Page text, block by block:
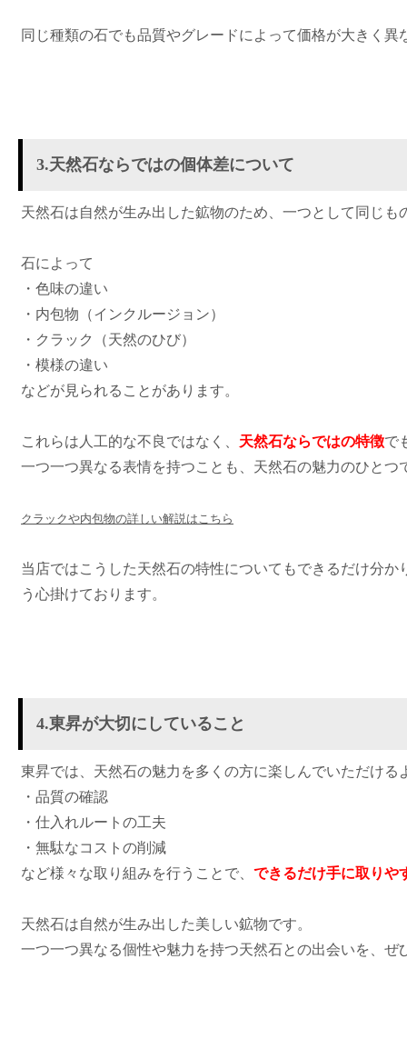
同じ種類の石でも品質やグレードによって価格が大きく
3.天然石ならではの個体差について
天然石は自然が生み出した鉱物のため、一つとして同じも
石によって
・色味の違い
・内包物（インクルージョン）
・クラック（天然のひび）
・模様の違い
などが見られることがあります。
これらは人工的な不良ではなく、 天然石ならではの特徴で
一つ一つ異なる表情を持つことも、天然石の魅力のひとつ
クラックや内包物の詳しい解説はこちら
当店ではこうした天然石の特性についてもできるだけ分
う心掛けております。
4.東昇が大切にしていること
東昇では、天然石の魅力を多くの方に楽しんでいただける
・品質の確認
・仕入れルートの工夫
・無駄なコストの削減
など様々な取り組みを行うことで、 できるだけ手に取りや
天然石は自然が生み出した美しい鉱物です。
一つ一つ異なる個性や魅力を持つ天然石との出会いを、